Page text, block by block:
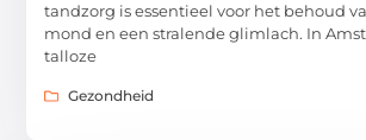
tandzorg is essentieel voor het behoud
mond en een stralende glimlach. In
talloze
Gezondheid